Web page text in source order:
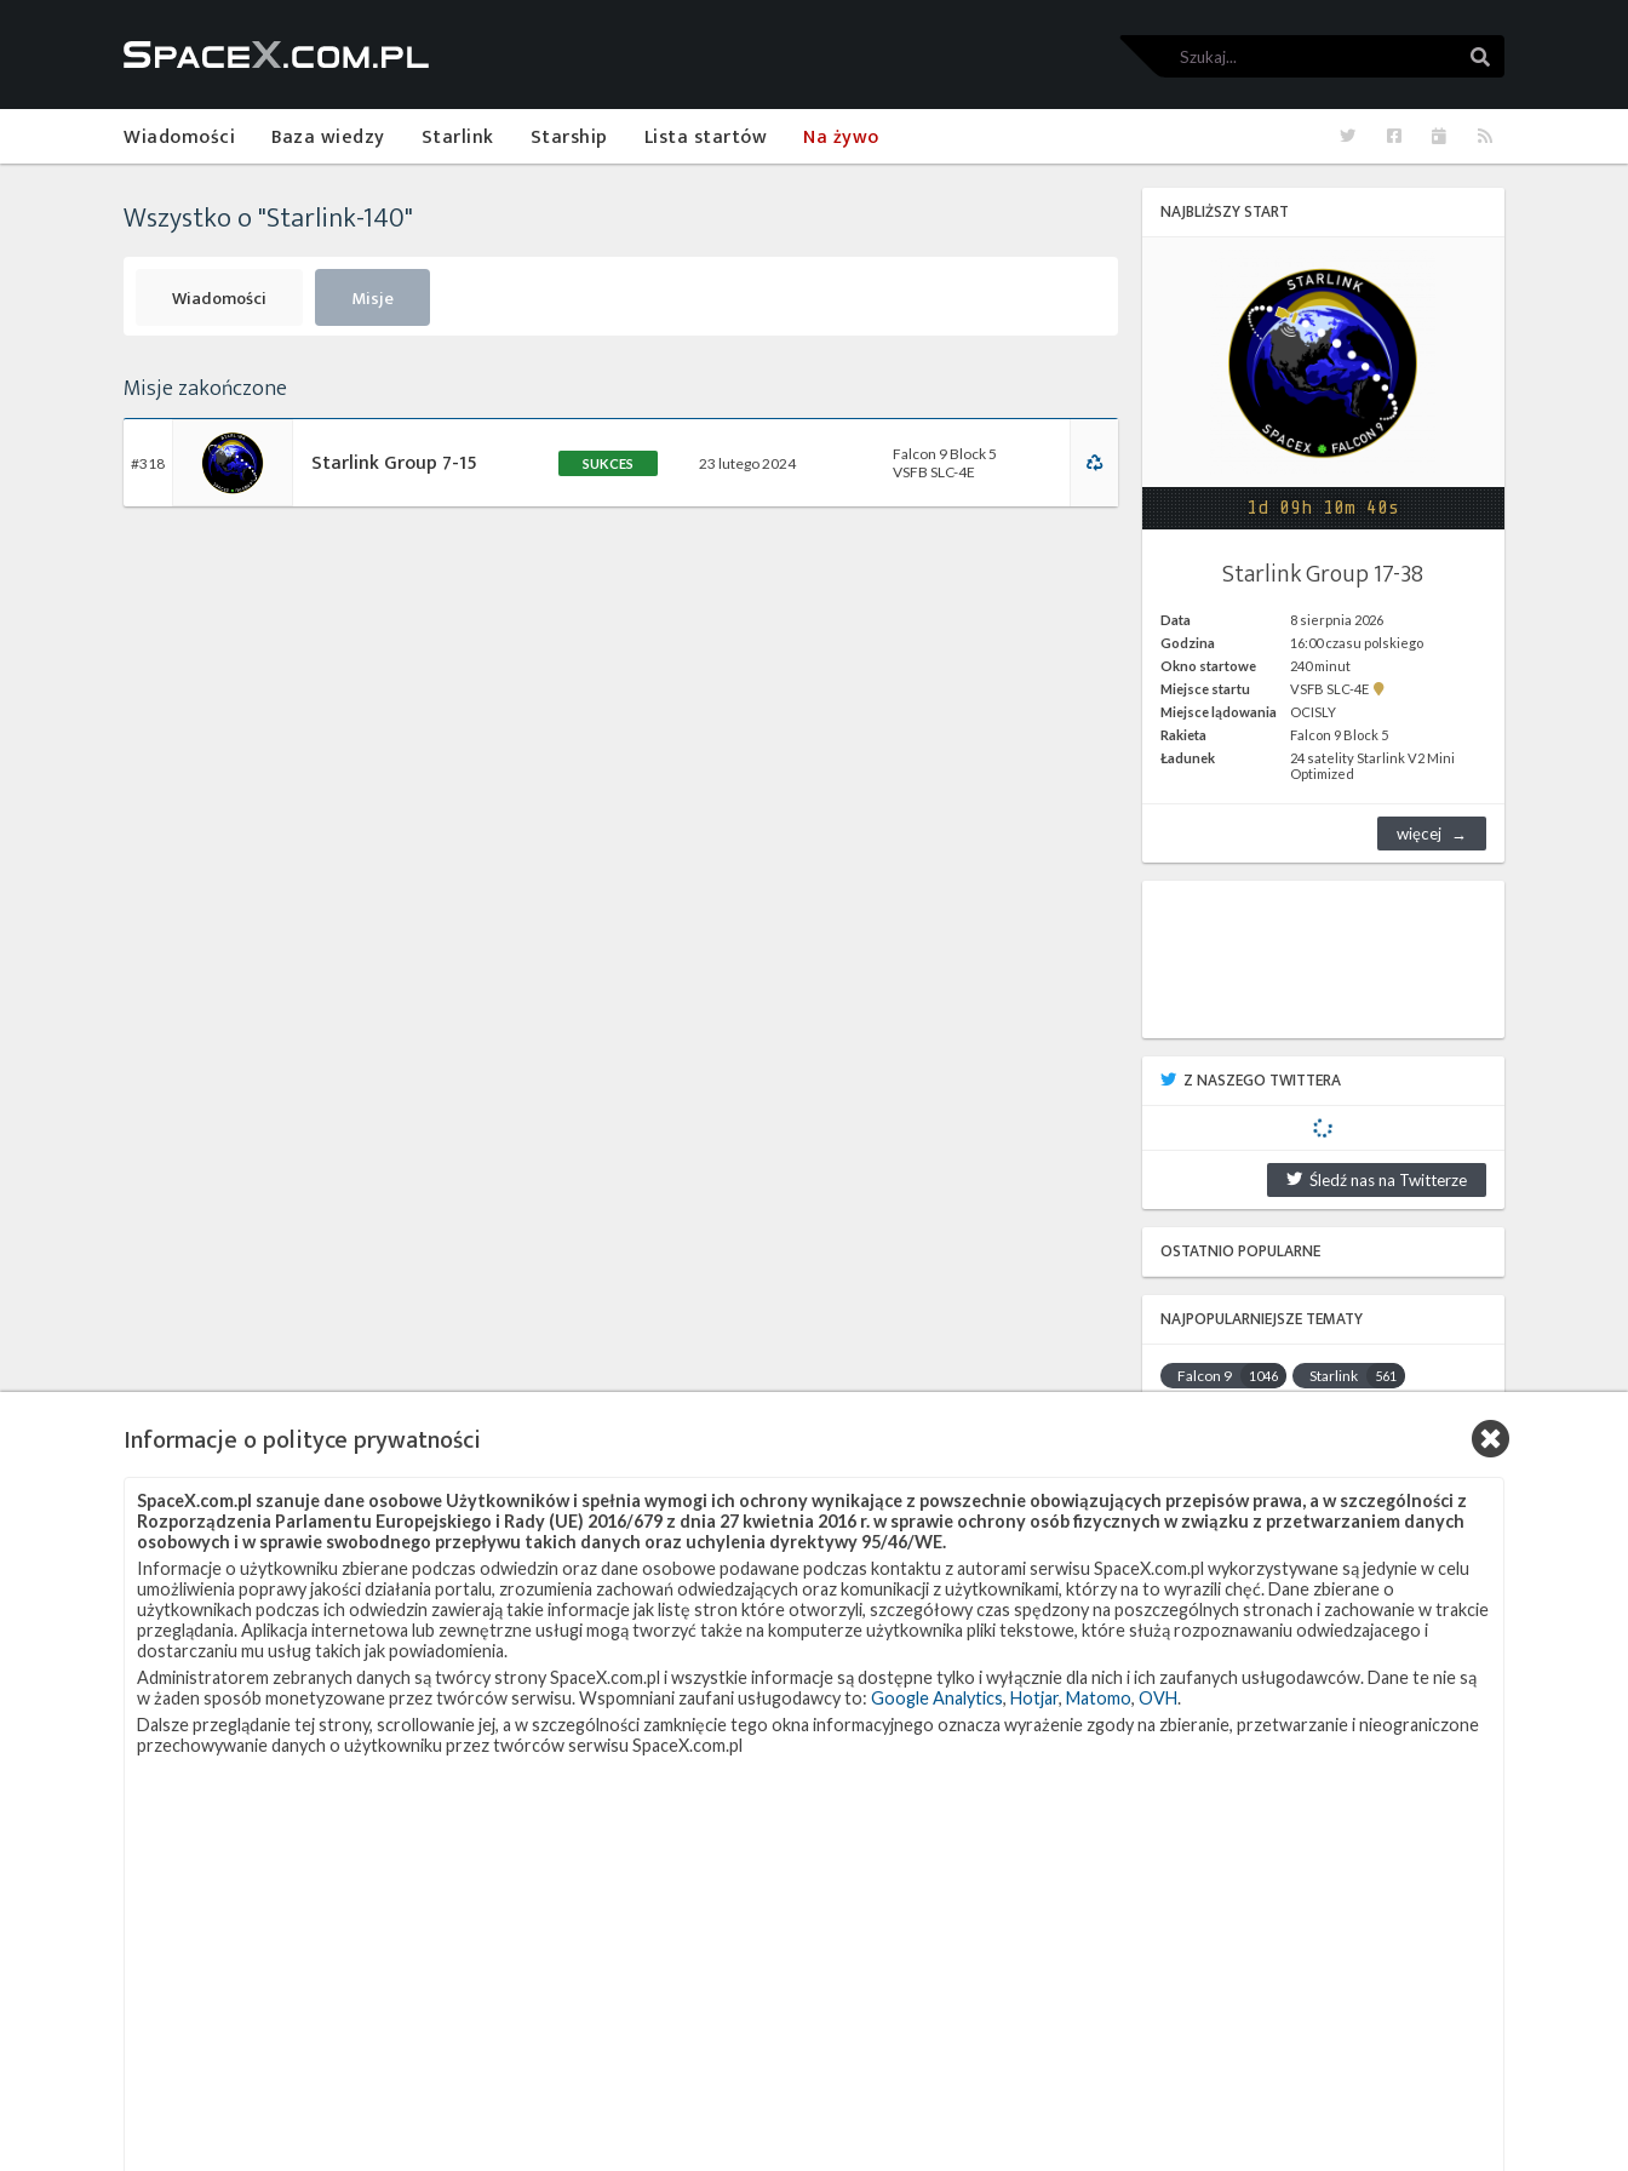
Szukaj
Wiadomości Baza wiedzy Starlink Starship Lista startów Na żywo RSS
Kalendarze
Facebook
Twitter
Wszystko o "Starlink-140"
Wiadomości Misje
Misje zakończone
#318 Starlink Group 7-15 23 lutego 2024
Falcon 9 Block 5
VSFB SLC-4E
SUKCES
NAJBLIŻSZY START
1d 09h 10m 40s
Starlink Group 17-38
Data
8 sierpnia 2026
Godzina
16:00 czasu polskiego
Okno startowe
240 minut
Miejsce startu
VSFB SLC-4E
Pokaż
SLC-
4E w
Google
Miejsce lądowania
OCISLY
Rakieta
Falcon 9 Block 5
Ładunek
24 satelity Starlink V2 Mini
Optimized
więcej
Z NASZEGO TWITTERA
Śledź nas na Twitterze
OSTATNIO POPULARNE
NAJPOPULARNIEJSZE TEMATY
Falcon 9 1046 Starlink 561
JRTI 214 ASOG 181
Starship 107 Landing Zone 1 96
Loty załogowe 95 ISS 93
ZAPRZYJAŹNIONE STRONY
Kosmogadka
Informacje o polityce prywatności
SpaceX.com.pl szanuje dane osobowe Użytkowników i spełnia wymogi ich ochrony wynikające z powszechnie obowiązujących przepisów prawa, a w szczególności z
Rozporządzenia Parlamentu Europejskiego i Rady (UE) 2016/679 z dnia 27 kwietnia 2016 r. w sprawie ochrony osób fizycznych w związku z przetwarzaniem danych
osobowych i w sprawie swobodnego przepływu takich danych oraz uchylenia dyrektywy 95/46/WE.
Informacje o użytkowniku zbierane podczas odwiedzin oraz dane osobowe podawane podczas kontaktu z autorami serwisu SpaceX.com.pl wykorzystywane są jedynie w celu
umożliwienia poprawy jakości działania portalu, zrozumienia zachowań odwiedzających oraz komunikacji z użytkownikami, którzy na to wyrazili chęć. Dane zbierane o
użytkownikach podczas ich odwiedzin zawierają takie informacje jak listę stron które otworzyli, szczegółowy czas spędzony na poszczególnych stronach i zachowanie w trakcie
przeglądania. Aplikacja internetowa lub zewnętrzne usługi mogą tworzyć także na komputerze użytkownika pliki tekstowe, które służą rozpoznawaniu odwiedzajacego i
dostarczaniu mu usług takich jak powiadomienia.
Administratorem zebranych danych są twórcy strony SpaceX.com.pl i wszystkie informacje są dostępne tylko i wyłącznie dla nich i ich zaufanych usługodawców. Dane te nie są
w żaden sposób monetyzowane przez twórców serwisu. Wspomniani zaufani usługodawcy to: Google Analytics, Hotjar, Matomo, OVH.
Dalsze przeglądanie tej strony, scrollowanie jej, a w szczególności zamknięcie tego okna informacyjnego oznacza wyrażenie zgody na zbieranie, przetwarzanie i nieograniczone
przechowywanie danych o użytkowniku przez twórców serwisu SpaceX.com.pl